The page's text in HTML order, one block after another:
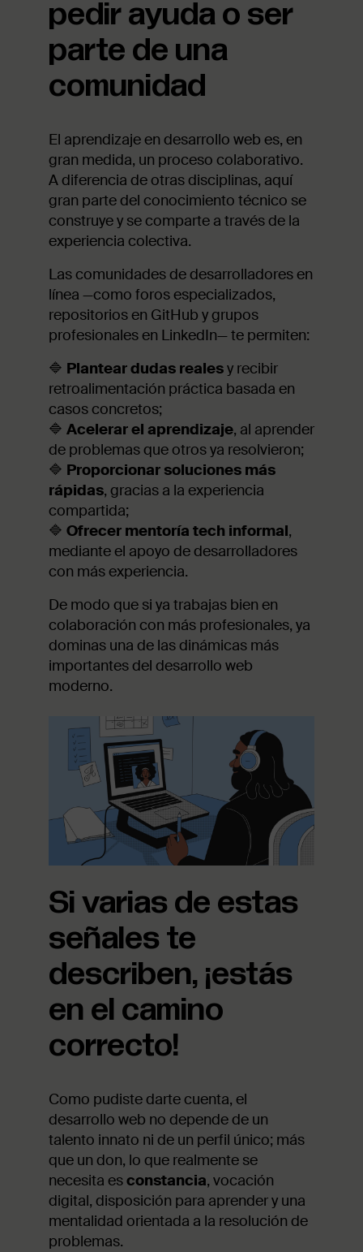
pedir ayuda o ser
parte de una
comunidad
El aprendizaje en desarrollo web es, en
gran medida, un proceso colaborativo.
A diferencia de otras disciplinas, aquí
gran parte del conocimiento técnico se
construye y se comparte a través de la
experiencia colectiva.
Las comunidades de desarrolladores en
línea —como foros especializados,
repositorios en GitHub y grupos
profesionales en LinkedIn— te permiten:
🔷 Plantear dudas realesy recibir
retroalimentación práctica basada en
casos concretos;
🔷 Acelerar el aprendizaje, al aprender
de problemas que otros ya resolvieron;
🔷 Proporcionar soluciones más
rápidas, gracias a la experiencia
compartida;
🔷 Ofrecer mentoría tech informal,
mediante el apoyo de desarrolladores
con más experiencia.
De modo que si ya trabajas bien en
colaboración con más profesionales, ya
dominas una de las dinámicas más
importantes del desarrollo web
moderno.
Si varias de estas
señales te
describen, ¡estás
en el camino
correcto!
Como pudiste darte cuenta, el
desarrollo web no depende de un
talento innato ni de un perfil único; más
que un don, lo que realmente se
necesita esconstancia, vocación
digital, disposición para aprender y una
mentalidad orientada a la resolución de
problemas.